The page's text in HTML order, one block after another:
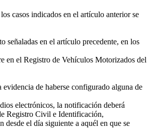
casos indicados en el artículo anterior se
señaladas en el artículo precedente, en los
en el Registro de Vehículos Motorizados del
de haberse configurado alguna de
electrónicos, la notificación deberá
Registro Civil e Identificación,
desde el día siguiente a aquél en que se